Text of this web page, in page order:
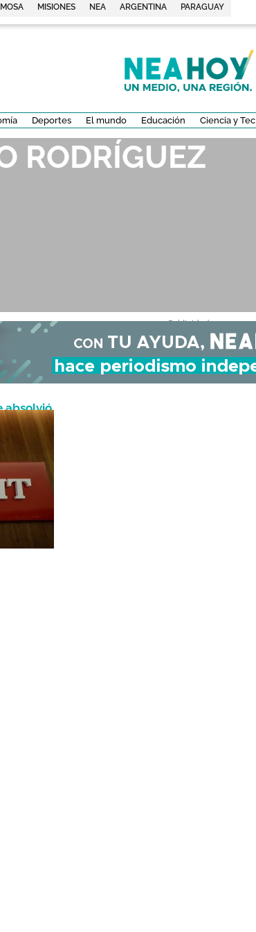
MISIONES NEA ARGENTINA PARAGUAY
Deportes El mundo Educación Ciencia y Tec
RODRÍGUEZ
- Publicidad -
absolvió